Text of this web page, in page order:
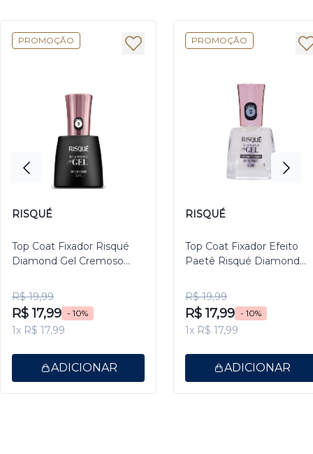
PROMOÇÃO
RISQUÉ
Top Coat Fixador Risqué
Diamond Gel Cremoso
R$ 19,99
R$ 17,99 - 10%
1x R$ 17,99
ADICIONAR
PROMOÇÃO
RISQUÉ
Top Coat Fixador Efeito
Paetê Risqué Diamond
R$ 19,99
R$ 17,99 - 10%
1x R$ 17,99
ADICIONAR